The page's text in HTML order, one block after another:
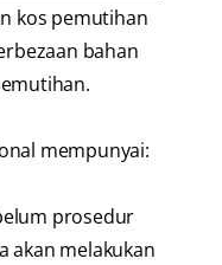
kos pemutihan
bahan
mempunyai:
prosedur
akan melakukan